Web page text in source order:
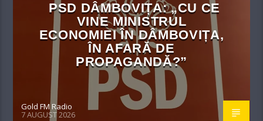
PSD DÂMBOVIȚA: „CU CE
VINE MINISTRUL
ECONOMIEI ÎN DÂMBOVIȚA,
ÎN AFARĂ DE
PROPAGANDĂ?”
Gold FM Radio
7 AUGUST 2026